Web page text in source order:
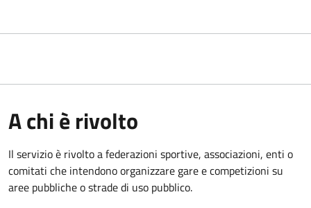
A chi è rivolto
Il servizio è rivolto a federazioni sportive, associazioni, enti o
comitati che intendono organizzare gare e competizioni su
aree pubbliche o strade di uso pubblico.